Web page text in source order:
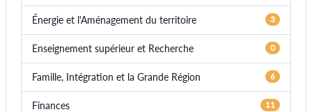
Énergie et l'Aménagement du territoire 3
Enseignement supérieur et Recherche 0
Famille, Intégration et la Grande Région 6
Finances 11